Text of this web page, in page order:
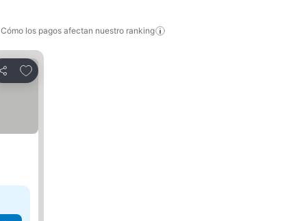
Cómo los pagos afectan nuestro ranking
Compartir
Agregar a favoritos